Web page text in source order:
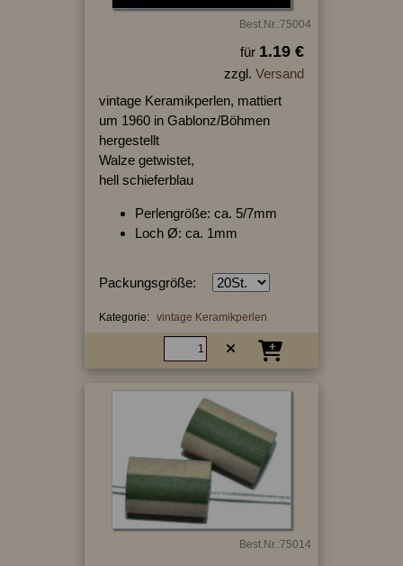
Best.Nr.:75004
für 1.19 €
zzgl. Versand
vintage Keramikperlen, mattiert
um 1960 in Gablonz/Böhmen
hergestellt
Walze getwistet,
hell schieferblau
Perlengröße: ca. 5/7mm
Loch Ø: ca. 1mm
Packungsgröße:
Kategorie: vintage Keramikperlen
Best.Nr.:75014